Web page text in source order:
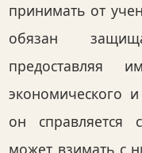
принимать от
обязан
предоставляя
экономического
он справляется
может взимать с